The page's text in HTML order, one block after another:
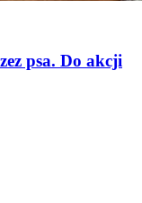
psa. Do akcji